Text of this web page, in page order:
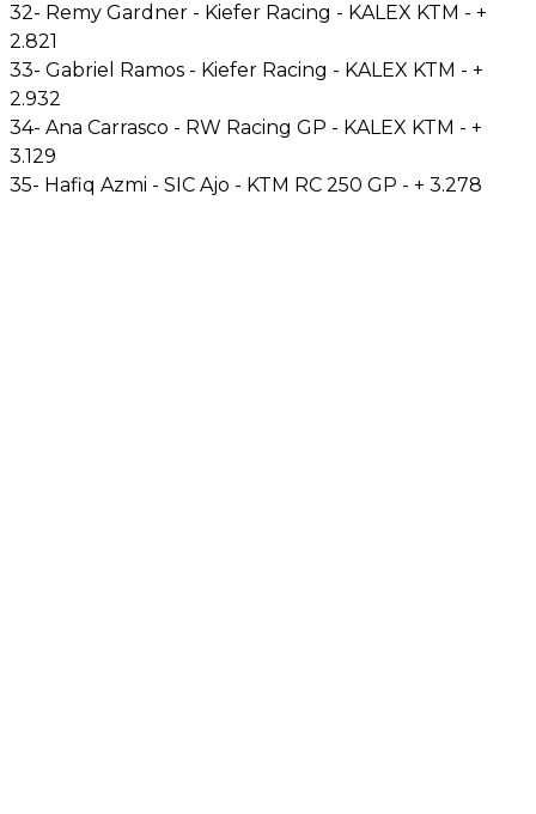
32- Remy Gardner - Kiefer Racing - KALEX KTM - +
2.821
33- Gabriel Ramos - Kiefer Racing - KALEX KTM - +
2.932
34- Ana Carrasco - RW Racing GP - KALEX KTM - +
3.129
35- Hafiq Azmi - SIC Ajo - KTM RC 250 GP - + 3.278